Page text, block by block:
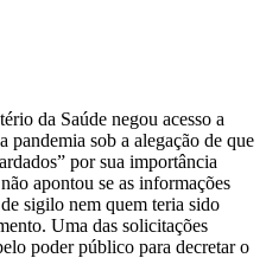
da Saúde negou acesso a
pandemia sob a alegação de que
por sua importância
apontou se as informações
sigilo nem quem teria sido
Uma das solicitações
poder público para decretar o